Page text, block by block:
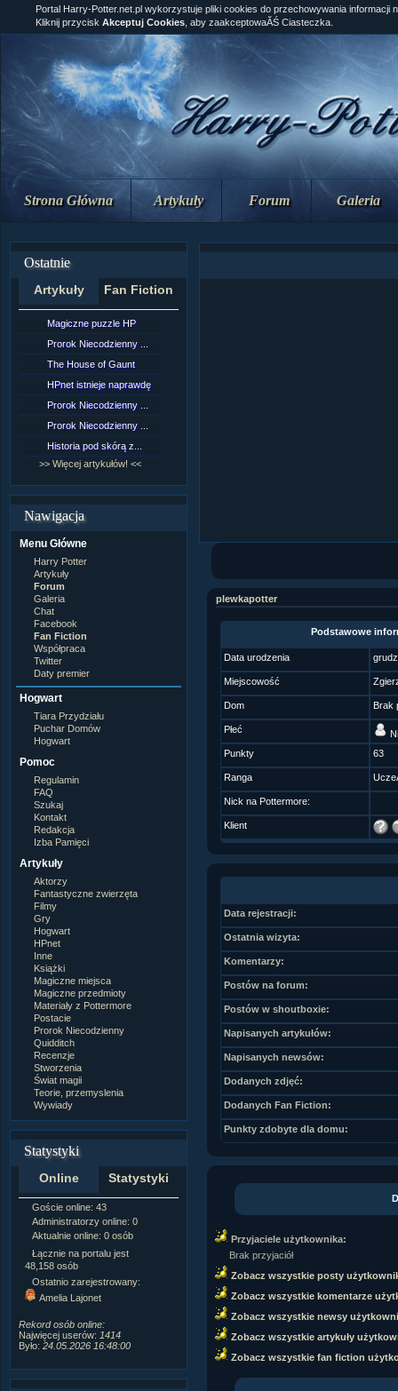
Strona Główna Artykuły Forum Galeria
Ostatnie
Artykuły Fan Fiction
Magiczne puzzle HP
Prorok Niecodzienny ...
The House of Gaunt
HPnet istnieje naprawdę
Prorok Niecodzienny ...
Prorok Niecodzienny ...
Historia pod skórą z...
>> Więcej artykułów! <<
Nawigacja
Menu Główne
Harry Potter
Artykuły
Forum
Galeria
Chat
Facebook
Fan Fiction
Współpraca
Twitter
Daty premier
Hogwart
Tiara Przydziału
Puchar Domów
Hogwart
Pomoc
Regulamin
FAQ
Szukaj
Kontakt
Redakcja
Izba Pamięci
Artykuły
Aktorzy
Fantastyczne zwierzęta
Filmy
Gry
Hogwart
HPnet
Inne
Książki
Magiczne miejsca
Magiczne przedmioty
Materiały z Pottermore
Postacie
Prorok Niecodzienny
Quidditch
Recenzje
Stworzenia
Świat magii
Teorie, przemyslenia
Wywiady
Statystyki
Online Statystyki
Goście online: 43
Administratorzy online: 0
Aktualnie online: 0 osób
Łącznie na portalu jest
48,158 osób
Ostatnio zarejestrowany:
Amelia Lajonet
Rekord osób online:
Najwięcej userów: 1414
Było: 24.05.2026 16:48:00
Napisanych artykułów:
Zdjęć w galerii:21,490
Tematów na forum: 3,921
Postów na forum:
Komentarzy do materiałów:
222,019
3,327
Wlepionych ostrzeżeń:4,170
Portal Harry-Potter.net.pl wykorzystuje pliki cookies do przechowywania informacji
Kliknij przycisk Akceptuj Cookies , aby zaakceptowaĂŚ Ciasteczka.
plewkapotter
Podstawowe
Data urodzenia
Miejscowość
Dom Brak
Płeć
Punkty
63
Ranga
Nick na Pottermore:
Klient
Data rejestracji:
Ostatnia wizyta:
Komentarzy:
Postów na forum:
Postów w shoutboxie:
Napisanych artykułów:
Napisanych newsów:
Dodanych zdjęć:
Dodanych Fan Fiction:
Punkty zdobyte dla domu:
Przyjaciele użytkownika:
Brak przyjaciół
Zobacz wszystkie posty
Zobacz wszystkie komentarze
Zobacz wszystkie newsy
Zobacz wszystkie artykuły
Zobacz wszystkie fan fiction